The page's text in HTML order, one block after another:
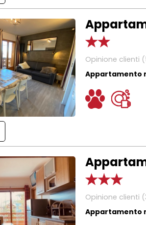
Opinione clienti
Appartamento
Opinione clienti
Appartamento